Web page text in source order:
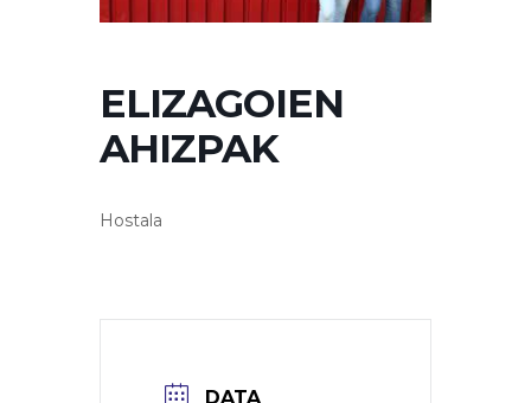
ELIZAGOIEN
AHIZPAK
Hostala
DATA